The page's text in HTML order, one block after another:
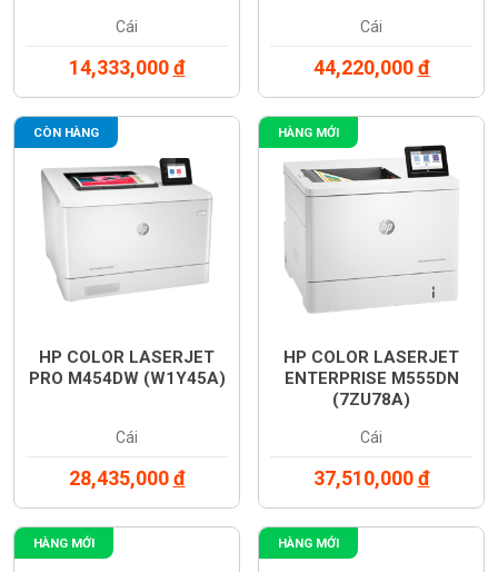
Cái
14,333,000đ
Cái
44,220,000đ
CÒN HÀNG
HP COLOR LASERJET
PRO M454DW (W1Y45A)
Cái
28,435,000đ
HÀNG MỚI
HP COLOR LASERJET
ENTERPRISE M555DN
(7ZU78A)
Cái
37,510,000đ
HÀNG MỚI HÀNG MỚI